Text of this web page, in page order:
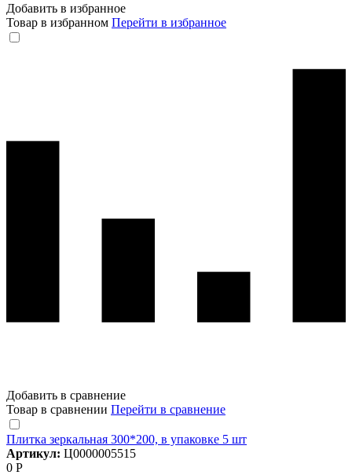
Добавить в избранное
Товар в избранном Перейти в избранное
Добавить в сравнение
Товар в сравнении Перейти в сравнение
Плитка зеркальная 300*200, в упаковке 5 шт
Артикул: Ц0000005515
0 Р